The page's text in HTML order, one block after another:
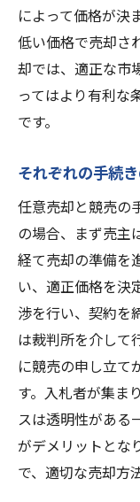
によって価格が決
低い価格で売却さ
却では、適正な市
ってはより有利な
です。
それぞれの手続
任意売却と競売の
の場合、まず売主
経て売却の準備を
い、適正価格を決
渉を行い、契約を
は裁判所を介して
に競売の申し立て
す。入札者が集ま
スは透明性がある
がデメリットとな
で、適切な売却方